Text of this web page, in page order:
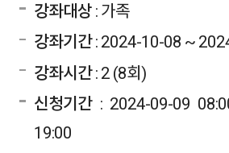
강좌대상 : 가족
강좌기간: 2024-10-08 ~
강좌시간: 2 (8회)
신청기간: 2024-09-09
19:00